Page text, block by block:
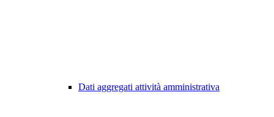
Dati aggregati attività amministrativa